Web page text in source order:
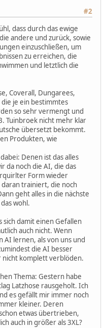
#2
dass durch das ewige
andere und zurück, sowie
einzuschließen, um
zu erreichen, die
und letztlich die
Coverall, Dungarees,
die je ein bestimmtes
so sehr vermengt und
Tuinbroek nicht mehr klar
übersetzt bekommt.
Produkten, wie
Denen ist das alles
da noch die AI, die das
Form wieder
trainiert, die noch
geht alles in die nächste
wohl.
sich damit einen Gefallen
auch nicht. Wenn
AI lernen, als von uns und
die AI besser
nicht komplett verblöden.
Thema: Gestern habe
Latzhose rausgeholt. Ich
es gefällt mir immer noch
kleiner. Deren
etwas übertrieben,
auch in größer als 3XL?